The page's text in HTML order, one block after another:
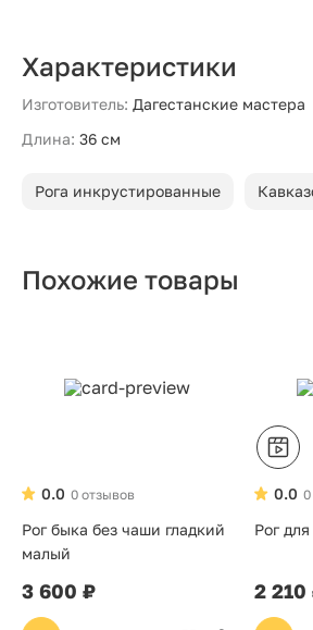
Характеристики
Изготовитель: Дагестанские мастера
Длина: 36 см
Рога инкрустированные
Похожие товары
0 отзывов
0.0
Рог быка без чаши гладкий
малый
3 600 ₽
0
0.0
Рог
2 210